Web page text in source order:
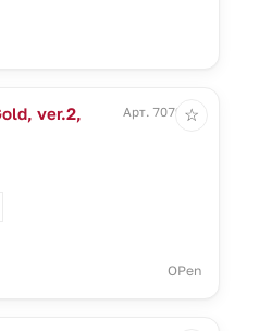
ver.2,
Арт. 7079.60
OPen
☆